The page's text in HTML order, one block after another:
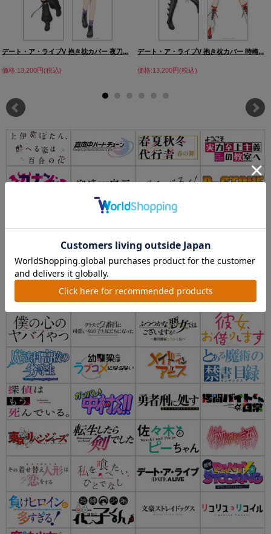
デート・ア・ライブV 抱き枕カバー 夜刀...
価格:13,200円(税込)
デート・ア・ライブV 抱き枕カバー 時崎...
価格:13,200円(税込)